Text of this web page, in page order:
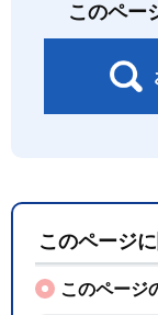
このペー
このページ
このページ